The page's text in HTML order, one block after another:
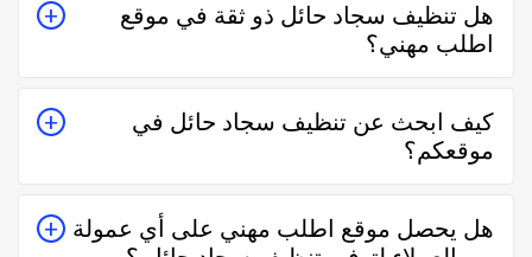
منها قرب المسافة وحجم العمل وتوقيته وهل هو عمل
مستعجل أم لا.
هل تنظيف سجاد حائل ذو ثقة في موقع
اطلب مهني؟
نعم تنظيف سجاد حائل في موقع اطلب مهني ذو ثقة في
التعامل فكل الفنيين والشركات يتم تقييمهم من عملاء
حقيقيين وهذا يدل على جودة الخدمة.
كيف ابحث عن تنظيف سجاد حائل في
موقعكم؟
يُمكنك البحث عن تنظيف سجاد حائل في موقعنا من خلال
تحديد المنطقة ثم تحديد المهنة وإختيار الفني الأقرب إليك
هل يحصل موقع اطلب مهني على أي عمولة